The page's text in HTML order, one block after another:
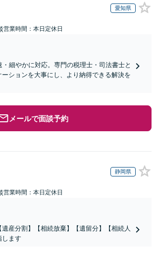
愛知県
営業時間：本日定休日
細やかに対応。専門の税理士・司法書士と
ションを大事にし、より納得できる解決を
メールで面談予約
静岡県
営業時間：本日定休日
産分割】【相続放棄】【遺留分】【相続人
します